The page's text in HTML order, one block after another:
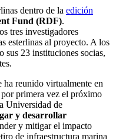
dentro de la edición
Fund (RDF).
tres investigadores
esterlinas al proyecto. A los
sus 23 instituciones socias,
ha reunido virtualmente en
primera vez el próximo
Universidad de
y desarrollar
y mitigar el impacto
de infraestructura marina